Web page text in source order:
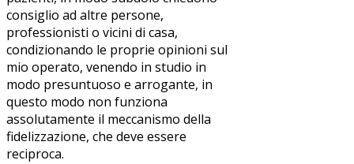
consiglio ad altre persone,
professionisti o vicini di casa,
condizionando le proprie opinioni sul
mio operato, venendo in studio in
modo presuntuoso e arrogante, in
questo modo non funziona
assolutamente il meccanismo della
fidelizzazione, che deve essere
reciproca.